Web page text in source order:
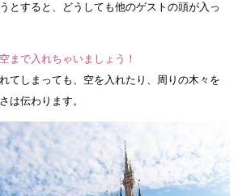
とすると、どうしても他のゲストの頭が入っ
まで入れちゃいましょう！
てしまっても、空を入れたり、周りの木々を
は伝わります。